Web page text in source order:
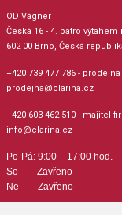
OD Vágner
Česká 16 - 4. patro
602 00 Brno, Česká
+420 739 477 786- prodejna
prodejna@clarina.cz
+420 603 462 510- majitel
info@clarina.cz
Po-Pá: 9:00 – 17:00 hod.
So Zavřeno
Ne Zavřeno